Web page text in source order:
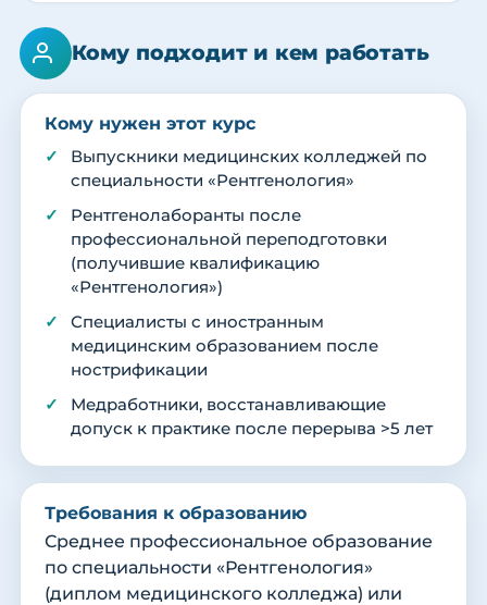
Кому подходит и кем работать
Кому нужен этот курс
Выпускники медицинских колледжей по
специальности «Рентгенология»
Рентгенолаборанты после
профессиональной переподготовки
(получившие квалификацию
«Рентгенология»)
Специалисты с иностранным
медицинским образованием после
нострификации
Медработники, восстанавливающие
допуск к практике после перерыва >5 лет
Требования к образованию
Среднее профессиональное образование
по специальности «Рентгенология»
(диплом медицинского колледжа) или